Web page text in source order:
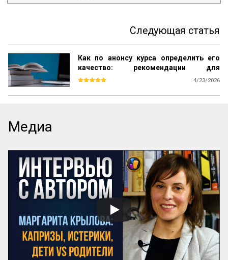
Следующая статья
Как по анонсу курса определить его
качество: рекомендации для
студентов
4/23/2026
слов и выбирать курсы с практической
пользой.
Почему можно доверять анонсу?
Содержание публичного объявления
почти всегда отражает суть самой
программы. Если организаторы вложили
силы в качественный курс, они
обязательно напишут об этом конкретно.
И наоборот: размытые фразы и
отсутствие деталей – верный ...
Медиа